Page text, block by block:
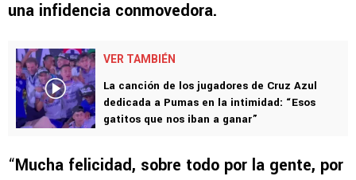
una infidencia conmovedora.
VER TAMBIÉN
La canción de los jugadores de Cruz Azul
dedicada a Pumas en la intimidad: “Esos
gatitos que nos iban a ganar”
“Mucha felicidad, sobre todo por la gente, por